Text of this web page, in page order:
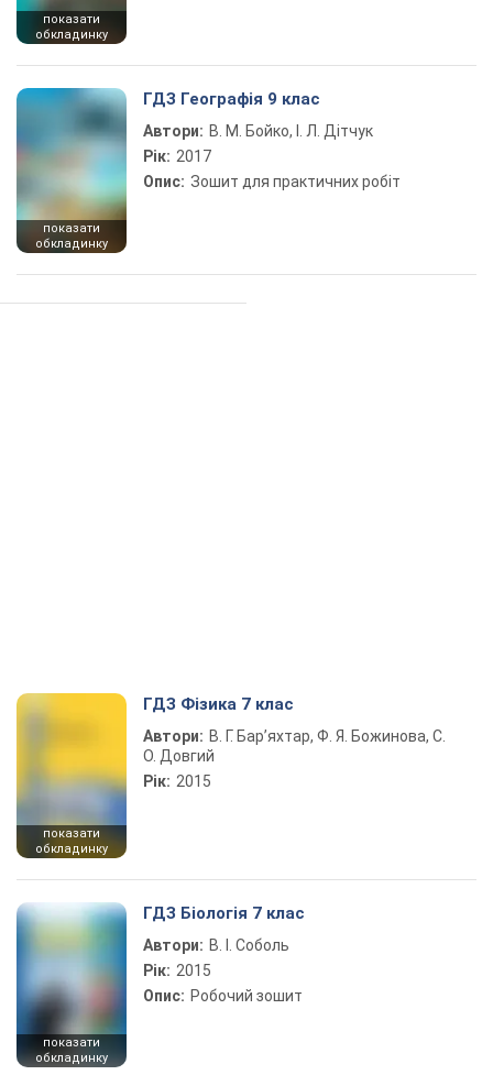
показати
обкладинку
показати
обкладинку
ГДЗ Географія 9 клас
Автори: В. М. Бойко, І. Л. Дітчук
Рік: 2017
Опис: Зошит для практичних робіт
показати
обкладинку
ГДЗ Фізика 7 клас
Автори: В. Г. Бар’яхтар, Ф. Я. Божинова, С.
О. Довгий
Рік: 2015
показати
обкладинку
ГДЗ Біологія 7 клас
Автори: В. І. Соболь
Рік: 2015
Опис: Робочий зошит